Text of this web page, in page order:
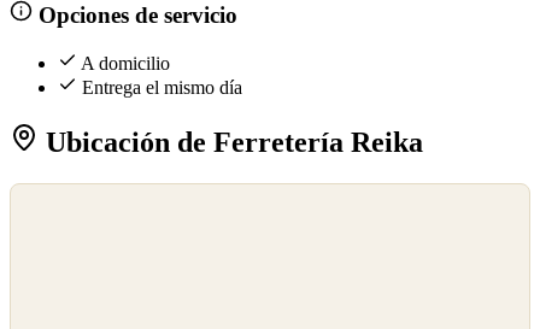
Opciones de servicio
A domicilio
Entrega el mismo día
Ubicación de Ferretería Reika